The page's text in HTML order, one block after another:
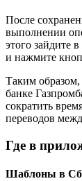
После
выполнении
этого зайдите
и нажмите
Таким
банке
сократить
переводов
Где в
Шаблоны в